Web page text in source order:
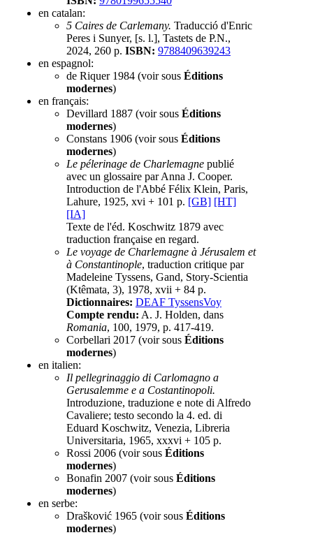
en catalan:
5 Caires de Carlemany. Traducció d'Enric
Peres i Sunyer, [s. l.], Tastets de P.N.,
2024, 260 p. ISBN: 9788409639243
en espagnol:
de Riquer 1984 (voir sous Éditions
modernes)
en français:
Devillard 1887 (voir sous Éditions
modernes)
Constans 1906 (voir sous Éditions
modernes)
Le pélerinage de Charlemagne publié
avec un glossaire par Anna J. Cooper.
Introduction de l'Abbé Félix Klein, Paris,
Lahure, 1925, xvi + 101 p. [GB] [HT]
[IA]
Texte de l'éd. Koschwitz 1879 avec
traduction française en regard.
Le voyage de Charlemagne à Jérusalem et
à Constantinople, traduction critique par
Madeleine Tyssens, Gand, Story-Scientia
(Ktêmata, 3), 1978, xvii + 84 p.
Dictionnaires: DEAF TyssensVoy
Compte rendu: A. J. Holden, dans
Romania, 100, 1979, p. 417-419.
Corbellari 2017 (voir sous Éditions
modernes)
en italien:
Il pellegrinaggio di Carlomagno a
Gerusalemme e a Costantinopoli.
Introduzione, traduzione e note di Alfredo
Cavaliere; testo secondo la 4. ed. di
Eduard Koschwitz, Venezia, Libreria
Universitaria, 1965, xxxvi + 105 p.
Rossi 2006 (voir sous Éditions
modernes)
Bonafin 2007 (voir sous Éditions
modernes)
en serbe:
Drašković 1965 (voir sous Éditions
modernes)